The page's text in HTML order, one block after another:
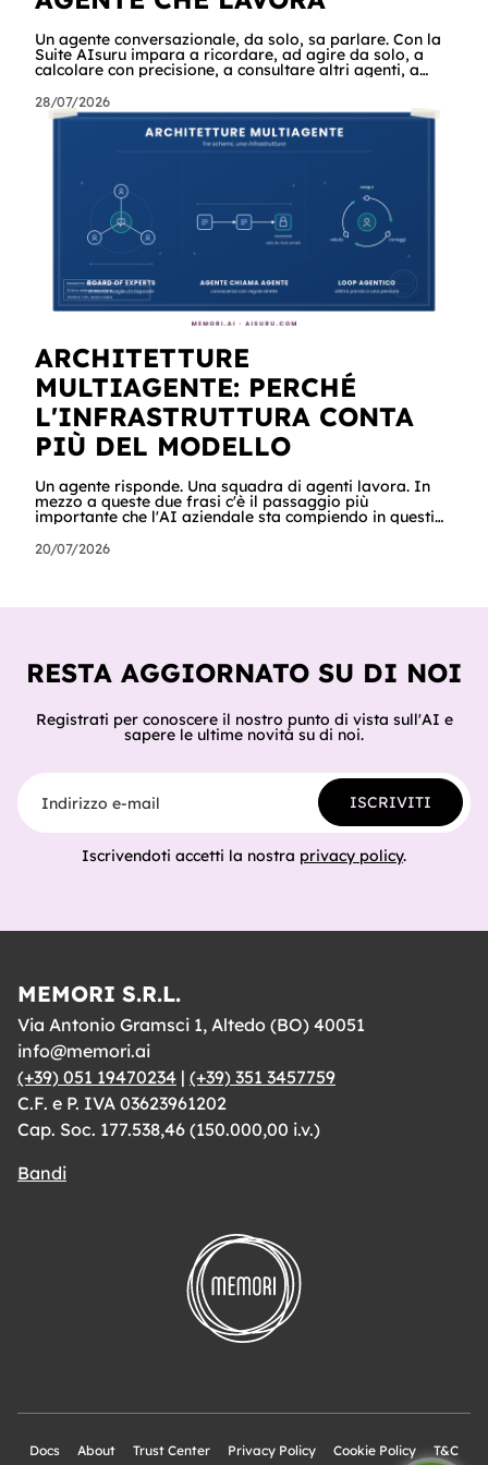
Un agente conversazionale, da solo, sa parlare. Con la
Suite AIsuru impara a ricordare, ad agire da solo, a
calcolare con precisione, a consultare altri agenti, a
applicazione conversando. Questo articolo racconta
tutti e sei i connettori originali della Suite, con i casi
reali che girano già in produzione e gli scenari in cui
potreste usarli domani mattina. Cominciamo dalle
28/07/2026
ARCHITETTURE
MULTIAGENTE: PERCHÉ
L'INFRASTRUTTURA CONTA
PIÙ DEL MODELLO
Un agente risponde. Una squadra di agenti lavora. In
mezzo a queste due frasi c'è il passaggio più
importante che l'AI aziendale sta compiendo in questi
multiagente: sistemi in cui più agenti specializzati si
le richieste delle aziende sui sistemi multiagente sono
20/07/2026
RESTA AGGIORNATO SU DI NOI
Registrati per conoscere il nostro punto di vista sull'AI e
sapere le ultime novità su di noi.
Indirizzo e-mail
ISCRIVITI
Iscrivendoti accetti la nostra privacy policy.
MEMORI S.R.L.
Via Antonio Gramsci 1, Altedo (BO) 40051
info@memori.ai
(+39) 051 19470234 | (+39) 351 3457759
C.F. e P. IVA 03623961202
Cap. Soc. 177.538,46 (150.000,00 i.v.)
Bandi
Docs About Trust Center Privacy Policy Cookie Policy T&C